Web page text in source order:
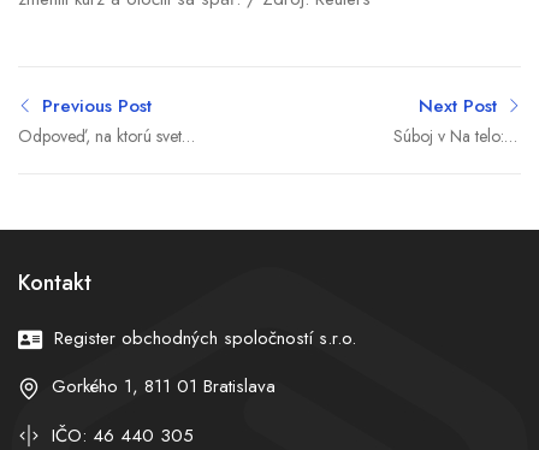
Previous Post
Odpoveď, na ktorú svet
Next Post
Súboj v Na telo: Je
Kontakt
Register obchodných spoločností s.r.o.
Gorkého 1, 811 01 Bratislava
IČO: 46 440 305